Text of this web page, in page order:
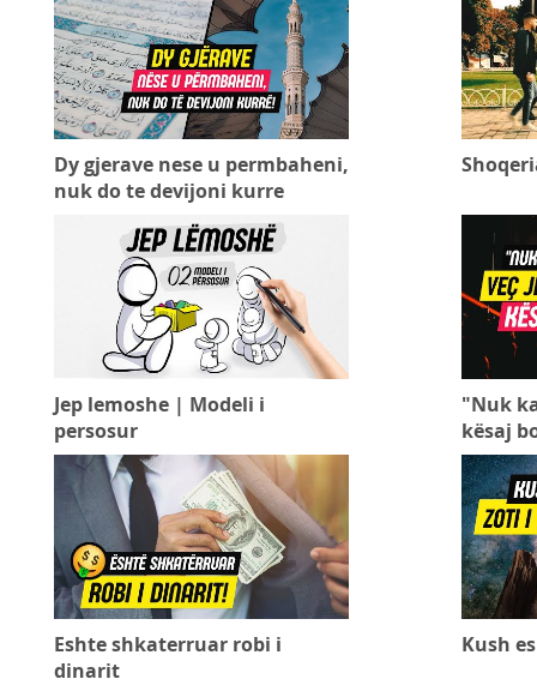
Dy gjerave nese u permbaheni,
nuk do te devijoni kurre
Jep lemoshe | Modeli i
persosur
"Nuk
kësaj
Eshte shkaterruar robi i
dinarit
Kush